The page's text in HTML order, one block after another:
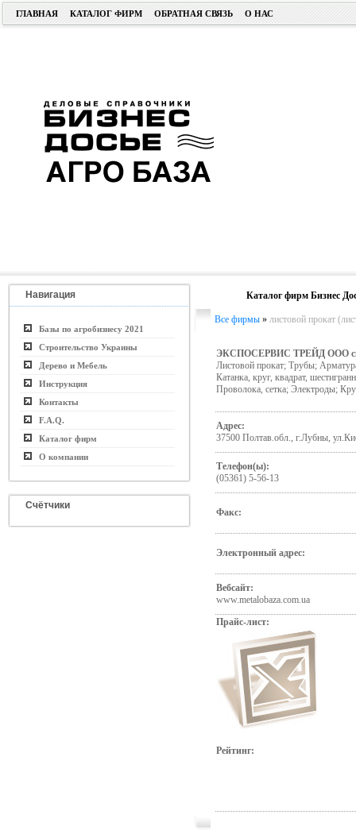
ГЛАВНАЯ КАТАЛОГ ФИРМ ОБРАТНАЯ СВЯЗЬ О НАС
Навигация
Базы по агробизнесу 2021
Строительство Украины
Дерево и Мебель
Инструкция
Контакты
F.A.Q.
Каталог фирм
О компании
Счётчики
Каталог фирм Бизнес
Все фирмы » листовой прокат
ЭКСПОСЕРВИС ТРЕЙД ООО
Листовой прокат; Трубы;
Катанка, круг, квадрат,
Проволока, сетка; Электроды;
Адрес:
37500 Полтав.обл., г.Лубны,
Телефон(ы):
(05361) 5-56-13
Факс:
Электронный адрес:
Вебсайт:
www.metalobaza.com.ua
Прайс-лист:
Рейтинг: